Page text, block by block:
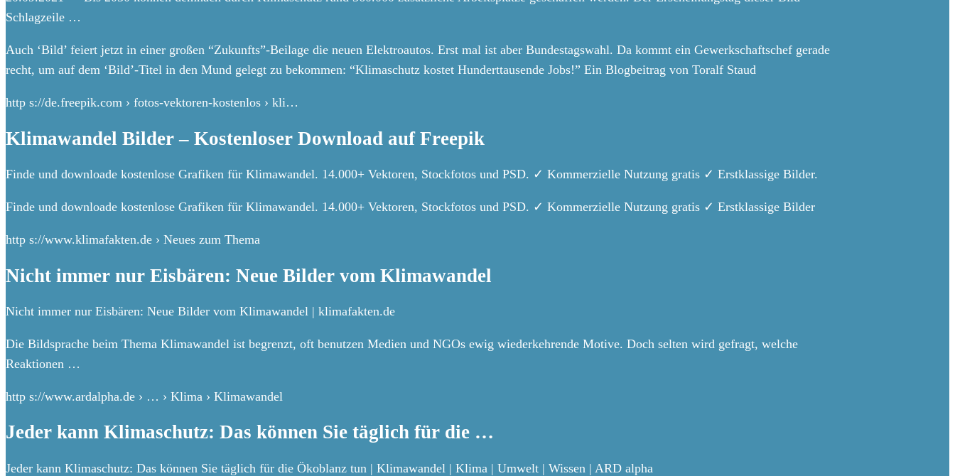
Schlagzeile …
Auch ‘Bild’ feiert jetzt in einer großen “Zukunfts”-Beilage die neuen Elektroautos. Erst mal ist aber Bundestagswahl. Da kommt ein Gewerkschaftschef gerade
recht, um auf dem ‘Bild’-Titel in den Mund gelegt zu bekommen: “Klimaschutz kostet Hunderttausende Jobs!” Ein Blogbeitrag von Toralf Staud
http s://de.freepik.com › fotos-vektoren-kostenlos › kli…
Klimawandel Bilder – Kostenloser Download auf Freepik
Finde und downloade kostenlose Grafiken für Klimawandel. 14.000+ Vektoren, Stockfotos und PSD. ✓ Kommerzielle Nutzung gratis ✓ Erstklassige Bilder.
Finde und downloade kostenlose Grafiken für Klimawandel. 14.000+ Vektoren, Stockfotos und PSD. ✓ Kommerzielle Nutzung gratis ✓ Erstklassige Bilder
http s://www.klimafakten.de › Neues zum Thema
Nicht immer nur Eisbären: Neue Bilder vom Klimawandel
Nicht immer nur Eisbären: Neue Bilder vom Klimawandel | klimafakten.de
Die Bildsprache beim Thema Klimawandel ist begrenzt, oft benutzen Medien und NGOs ewig wiederkehrende Motive. Doch selten wird gefragt, welche
Reaktionen …
http s://www.ardalpha.de › … › Klima › Klimawandel
Jeder kann Klimaschutz: Das können Sie täglich für die …
Jeder kann Klimaschutz: Das können Sie täglich für die Ökoblanz tun | Klimawandel | Klima | Umwelt | Wissen | ARD alpha